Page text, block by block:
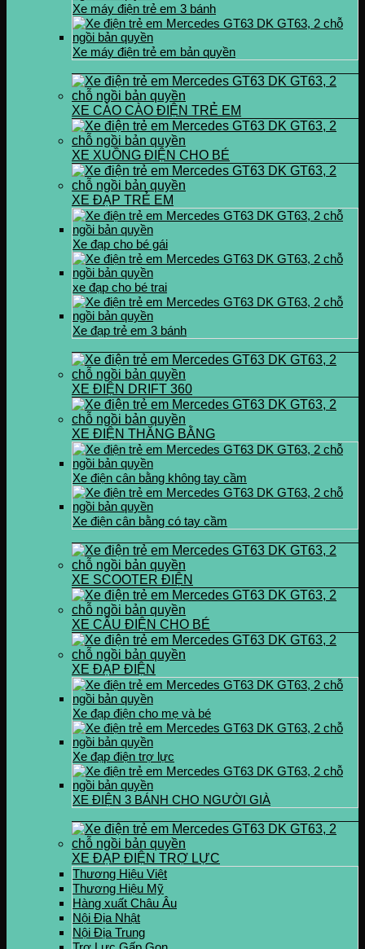
Xe máy điện trẻ em 3 bánh
Xe máy điện trẻ em bản quyền
XE CÀO CÀO ĐIỆN TRẺ EM
XE XUỒNG ĐIỆN CHO BÉ
XE ĐẠP TRẺ EM
Xe đạp cho bé gái
xe đạp cho bé trai
Xe đạp trẻ em 3 bánh
XE ĐIỆN DRIFT 360
XE ĐIỆN THĂNG BẰNG
Xe điện cân bằng không tay cầm
Xe điện cân bằng có tay cầm
XE SCOOTER ĐIỆN
XE CẨU ĐIỆN CHO BÉ
XE ĐẠP ĐIỆN
Xe đạp điện cho mẹ và bé
Xe đạp điện trợ lực
XE ĐIỆN 3 BÁNH CHO NGƯỜI GIÀ
XE ĐẠP ĐIỆN TRỢ LỰC
Thương Hiệu Việt
Thương Hiệu Mỹ
Hàng xuất Châu Âu
Nội Địa Nhật
Nội Địa Trung